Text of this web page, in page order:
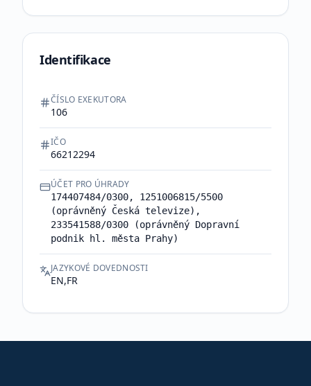
Identifikace
ČÍSLO EXEKUTORA
106
IČO
66212294
ÚČET PRO ÚHRADY
174407484/0300, 1251006815/5500
(oprávněný Česká televize),
233541588/0300 (oprávněný Dopravní
podnik hl. města Prahy)
JAZYKOVÉ DOVEDNOSTI
EN,FR